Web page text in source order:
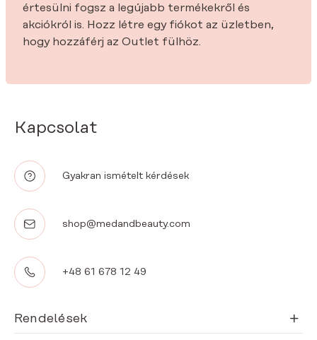
Kapcsolat
Gyakran ismételt kérdések
shop@medandbeauty.com
+48 61 678 12 49
Rendelések
értesülni fogsz a legújabb termékekről és
akciókról is. Hozz létre egy fiókot az üzletben,
hogy hozzáférj az Outlet fülhöz.